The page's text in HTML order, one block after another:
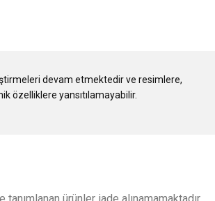
devam etmektedir ve resimlere,
özelliklere yansıtılamayabilir.
tanımlanan ürünler iade alınamamaktadır.